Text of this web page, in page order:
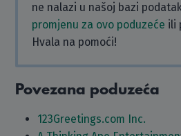
ne nalazi u našoj bazi
promjenu za ovo poduzeće ili
Hvala na pomoći!
Povezana poduzeća
123Greetings.com Inc.